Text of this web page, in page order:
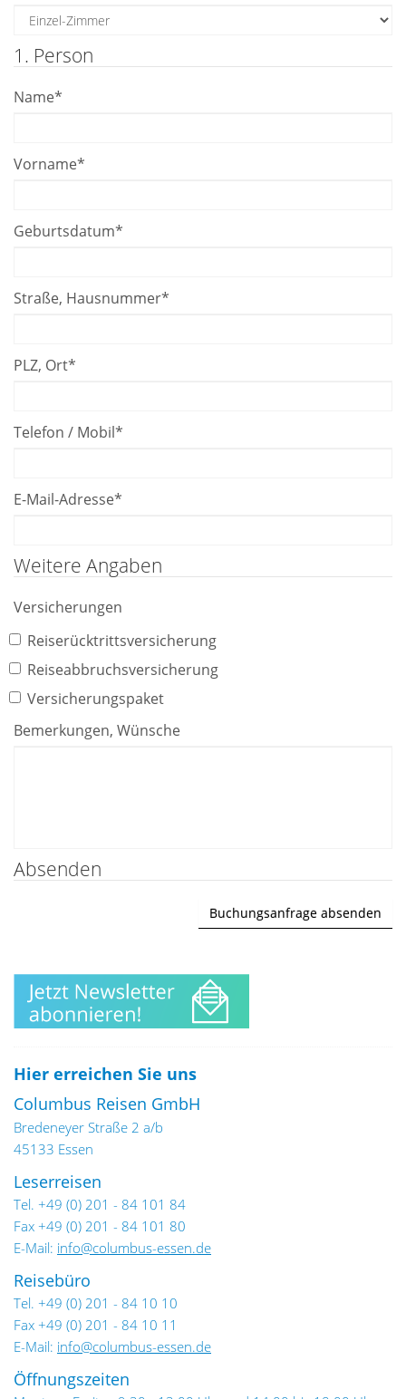
1. Person
Name*
Vorname*
Geburtsdatum*
Straße, Hausnummer*
PLZ, Ort*
Telefon / Mobil*
E-Mail-Adresse*
Weitere Angaben
Versicherungen
Reiserücktrittsversicherung
Reiseabbruchsversicherung
Versicherungspaket
Bemerkungen, Wünsche
Absenden
Hier erreichen Sie uns
Columbus Reisen GmbH
Bredeneyer Straße 2 a/b
45133 Essen
Leserreisen
Tel. +49 (0) 201 - 84 101 84
Fax +49 (0) 201 - 84 101 80
E-Mail: info@columbus-essen.de
Reisebüro
Tel. +49 (0) 201 - 84 10 10
Fax +49 (0) 201 - 84 10 11
E-Mail: info@columbus-essen.de
Öffnungszeiten